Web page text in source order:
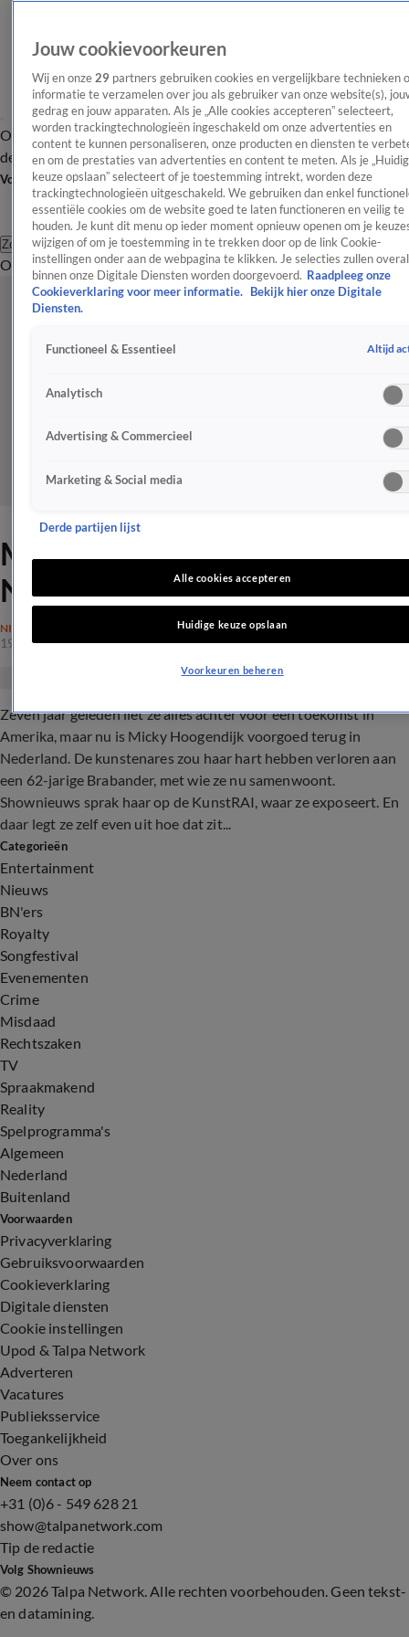
OverzichtAfleveringen Entertainment TV Algemeen
Tip
de redactieNieuwsbrief
Volg Shownieuws
Zoeken
OverzichtEntertainmentSpraakmakendRealityCrimeVideo's
Micky Hoogendijk terug in
Nederland voor de liefde?
NIEUWS
19 apr 2019, 22:52
Zeven jaar geleden liet ze alles achter voor een toekomst in
Amerika, maar nu is Micky Hoogendijk voorgoed terug in
Nederland. De kunstenares zou haar hart hebben verloren aan
een 62-jarige Brabander, met wie ze nu samenwoont.
Shownieuws sprak haar op de KunstRAI, waar ze exposeert. En
daar legt ze zelf even uit hoe dat zit...
Categorieën
Entertainment
Nieuws
BN'ers
Royalty
Songfestival
Evenementen
Crime
Misdaad
Rechtszaken
TV
Spraakmakend
Reality
Spelprogramma's
Algemeen
Nederland
Buitenland
Voorwaarden
Privacyverklaring
Gebruiksvoorwaarden
Cookieverklaring
Digitale diensten
Cookie instellingen
Upod & Talpa Network
Adverteren
Vacatures
Publieksservice
Toegankelijkheid
Over ons
Neem contact op
+31 (0)6 - 549 628 21
show@talpanetwork.com
Tip de redactie
Volg Shownieuws
© 2026 Talpa Network. Alle rechten voorbehouden. Geen tekst-
en datamining.
Jouw cookievoorkeuren
Wij en onze 29 partners gebruiken cookies en vergelijkbare technieken
informatie te verzamelen over jou als gebruiker van onze website(s),
gedrag en jouw apparaten. Als je „Alle cookies accepteren” selecteert,
worden trackingtechnologieën ingeschakeld om onze advertenties en
content te kunnen personaliseren, onze producten en diensten te
en om de prestaties van advertenties en content te meten. Als je
keuze opslaan” selecteert of je toestemming intrekt, worden deze
trackingtechnologieën uitgeschakeld. We gebruiken dan enkel
essentiële cookies om de website goed te laten functioneren en veilig te
houden. Je kunt dit menu op ieder moment opnieuw openen om je
wijzigen of om je toestemming in te trekken door op de link Cookie-
instellingen onder aan de webpagina te klikken. Je selecties zullen overal
binnen onze Digitale Diensten worden doorgevoerd. Raadpleeg onze
Cookieverklaring voor meer informatie.
Bekijk hier onze Digitale
Diensten.
Functioneel & Essentieel Altijd
Analytisch
Advertising & Commercieel
Marketing & Social media
Derde partijen lijst
Alle cookies accepteren
Huidige keuze opslaan
Voorkeuren beheren